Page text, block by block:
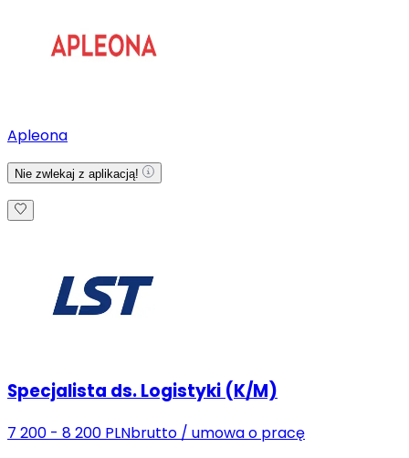
Apleona
Nie zwlekaj z aplikacją!
Specjalista ds. Logistyki (K/M)
7 200 - 8 200 PLNbrutto / umowa o pracę